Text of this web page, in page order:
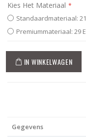
Kies Het Materiaal
Standaardmateriaal:
Premiummateriaal: 29
IN WINKELWAGEN
Gegevens